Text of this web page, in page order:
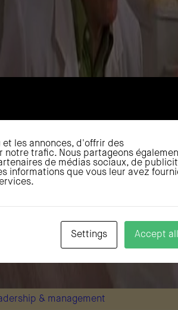
& management
les annonces, d'offrir des
trafic. Nous partageons
de médias sociaux, de
informations que vous leur avez
Settings Accept all